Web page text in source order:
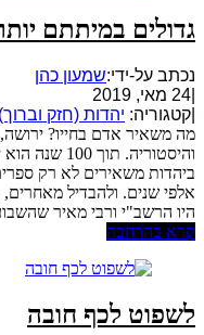
גדולים במיתתם
נכתב על-ידי:שמעון כהן
24 מאי, 2019
קטגוריה: יהדות (חזק וברוך)
מה משאיר אדם בחייו?
והיסטוריה.
ביהדות משאירים לא רק
אלפי שנים. ולהבדיל
היו הרשב"י ורבי מאיר
קרא בהרחבה
לשפוט לכף חובה